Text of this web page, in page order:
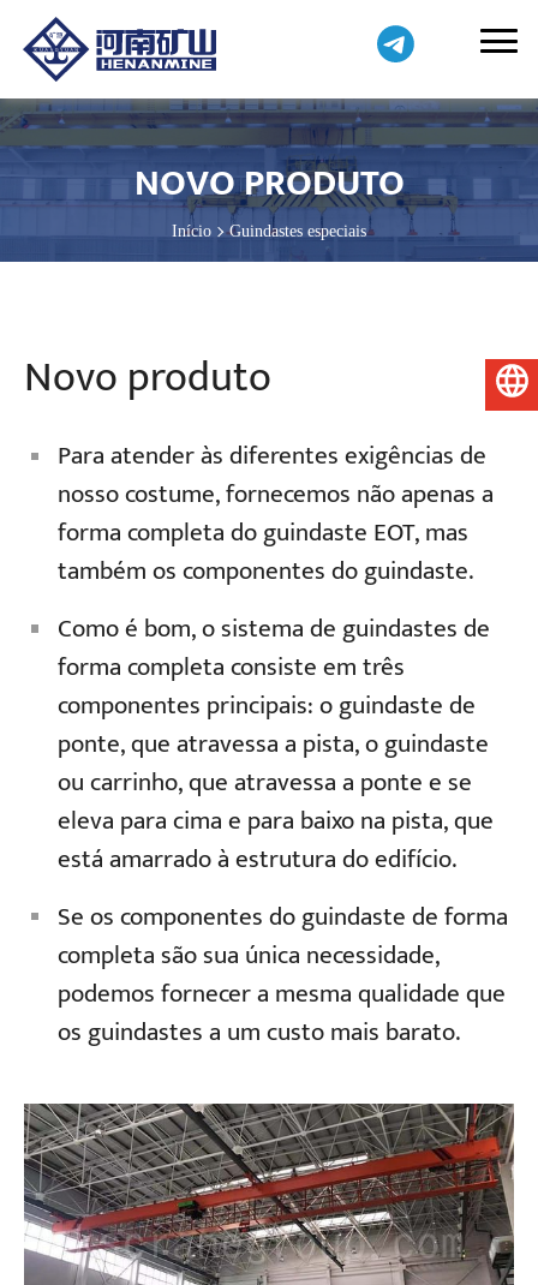
Projetos
Blogs
Notícias
Aplicações
Sobre nós
Contate-nos
NOVO PRODUTO
Início Guindastes especiais
Novo produto
Para atender às diferentes exigências de
nosso costume, fornecemos não apenas a
forma completa do guindaste EOT, mas
também os componentes do guindaste.
Como é bom, o sistema de guindastes de
forma completa consiste em três
componentes principais: o guindaste de
ponte, que atravessa a pista, o guindaste
ou carrinho, que atravessa a ponte e se
eleva para cima e para baixo na pista, que
está amarrado à estrutura do edifício.
Se os componentes do guindaste de forma
completa são sua única necessidade,
podemos fornecer a mesma qualidade que
os guindastes a um custo mais barato.
Português do Brasil